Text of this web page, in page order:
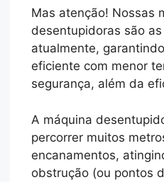
Mas atenção! Nossas
desentupidoras são
atualmente,
eficiente com menor
segurança, além da
A máquina
percorrer muitos
encanamentos,
obstrução (ou pontos